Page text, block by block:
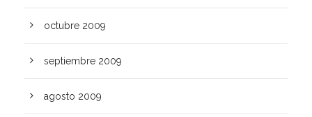
octubre 2009
septiembre 2009
agosto 2009